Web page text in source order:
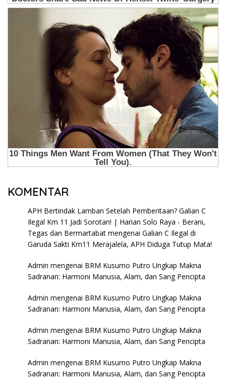
KOMENTAR
APH Bertindak Lamban Setelah Pemberitaan? Galian C
Ilegal Km 11 Jadi Sorotan! | Harian Solo Raya - Berani,
Tegas dan Bermartabat mengenai Galian C Ilegal di
Garuda Sakti Km11 Merajalela, APH Diduga Tutup Mata!
Admin mengenai BRM Kusumo Putro Ungkap Makna
Sadranan: Harmoni Manusia, Alam, dan Sang Pencipta
Admin mengenai BRM Kusumo Putro Ungkap Makna
Sadranan: Harmoni Manusia, Alam, dan Sang Pencipta
Admin mengenai BRM Kusumo Putro Ungkap Makna
Sadranan: Harmoni Manusia, Alam, dan Sang Pencipta
Admin mengenai BRM Kusumo Putro Ungkap Makna
Sadranan: Harmoni Manusia, Alam, dan Sang Pencipta